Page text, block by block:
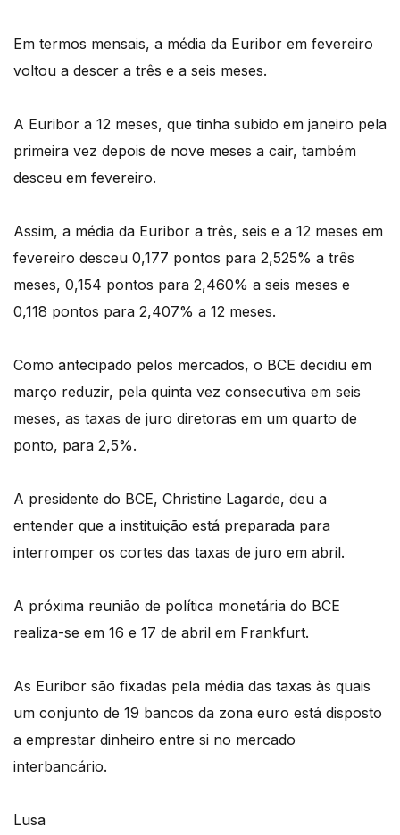
Em termos mensais, a média da Euribor em fevereiro
voltou a descer a três e a seis meses.
A Euribor a 12 meses, que tinha subido em janeiro pela
primeira vez depois de nove meses a cair, também
desceu em fevereiro.
Assim, a média da Euribor a três, seis e a 12 meses em
fevereiro desceu 0,177 pontos para 2,525% a três
meses, 0,154 pontos para 2,460% a seis meses e
0,118 pontos para 2,407% a 12 meses.
Como antecipado pelos mercados, o BCE decidiu em
março reduzir, pela quinta vez consecutiva em seis
meses, as taxas de juro diretoras em um quarto de
ponto, para 2,5%.
A presidente do BCE, Christine Lagarde, deu a
entender que a instituição está preparada para
interromper os cortes das taxas de juro em abril.
A próxima reunião de política monetária do BCE
realiza-se em 16 e 17 de abril em Frankfurt.
As Euribor são fixadas pela média das taxas às quais
um conjunto de 19 bancos da zona euro está disposto
a emprestar dinheiro entre si no mercado
interbancário.
Lusa